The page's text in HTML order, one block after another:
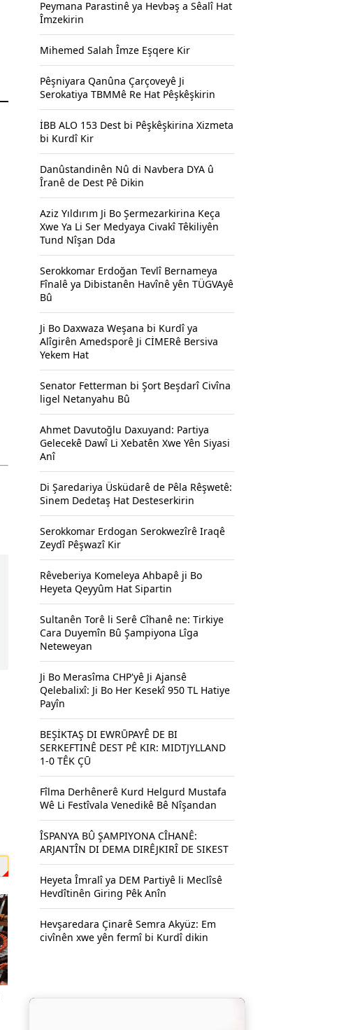
Peymana Parastinê ya Hevbəş a Sêalî Hat
Îmzekirin
Mihemed Salah Îmze Eşqere Kir
Pêşniyara Qanûna Çarçoveyê Ji
Serokatiya TBMMê Re Hat Pêşkêşkirin
İBB ALO 153 Dest bi Pêşkêşkirina Xizmeta
bi Kurdî Kir
Danûstandinên Nû di Navbera DYA û
Îranê de Dest Pê Dikin
Aziz Yıldırım Ji Bo Şermezarkirina Keça
Xwe Ya Li Ser Medyaya Civakî Têkiliyên
Tund Nîşan Dda
Serokkomar Erdoğan Tevlî Bernameya
Fînalê ya Dibistanên Havînê yên TÜGVAyê
Bû
Ji Bo Daxwaza Weşana bi Kurdî ya
Alîgirên Amedsporê Ji CİMERê Bersiva
Yekem Hat
Senator Fetterman bi Şort Beşdarî Civîna
ligel Netanyahu Bû
Ahmet Davutoğlu Daxuyand: Partiya
Gelecekê Dawî Li Xebatên Xwe Yên Siyasi
Anî
Di Şaredariya Üsküdarê de Pêla Rêşwetê:
Sinem Dedetaş Hat Desteserkirin
Serokkomar Erdogan Serokwezîrê Iraqê
Zeydî Pêşwazî Kir
Rêveberiya Komeleya Ahbapê ji Bo
Heyeta Qeyyûm Hat Sipartin
Sultanên Torê li Serê Cîhanê ne: Tirkiye
Cara Duyemîn Bû Şampiyona Lîga
Neteweyan
Ji Bo Merasîma CHP'yê Ji Ajansê
Qelebalixî: Ji Bo Her Kesekî 950 TL Hatiye
Payîn
BEŞİKTAŞ DI EWRŪPAYÊ DE BI
SERKEFTINÊ DEST PÊ KIR: MIDTJYLLAND
1-0 TÊK ÇŪ
Fîlma Derhênerê Kurd Helgurd Mustafa
Wê Li Festîvala Venedikê Bê Nîşandan
ÎSPANYA BÛ ŞAMPIYONA CÎHANÊ:
ARJANTÎN DI DEMA DIRÊJKIRÎ DE SIKEST
Heyeta Îmralî ya DEM Partiyê li Meclîsê
Hevdîtinên Giring Pêk Anîn
Hevşaredara Çinarê Semra Akyüz: Em
civînên xwe yên fermî bi Kurdî dikin